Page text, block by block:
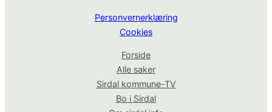
Personvernerklæring
Cookies
Forside
Alle saker
Sirdal kommune-TV
Bo i Sirdal